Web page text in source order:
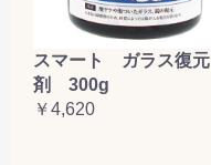
スマート ガラス復元
剤 300g
￥4,620